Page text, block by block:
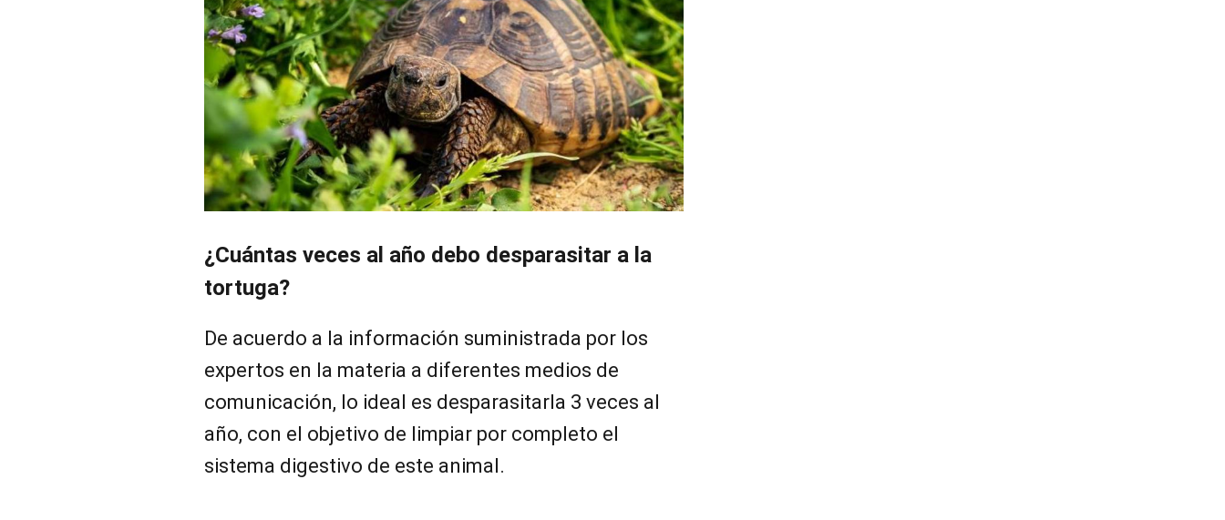
¿Cuántas veces al año debo desparasitar a la
tortuga?
De acuerdo a la información suministrada por los
expertos en la materia a diferentes medios de
comunicación, lo ideal es desparasitarla 3 veces al
año, con el objetivo de limpiar por completo el
sistema digestivo de este animal.